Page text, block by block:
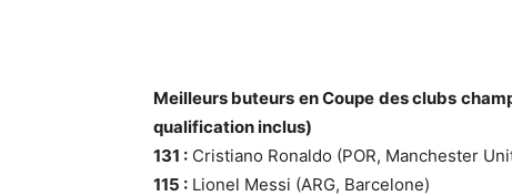
Meilleurs buteurs en Coupe des clubs
qualification inclus)
131 : Cristiano Ronaldo (POR, Manchester
115 : Lionel Messi (ARG, Barcelone)